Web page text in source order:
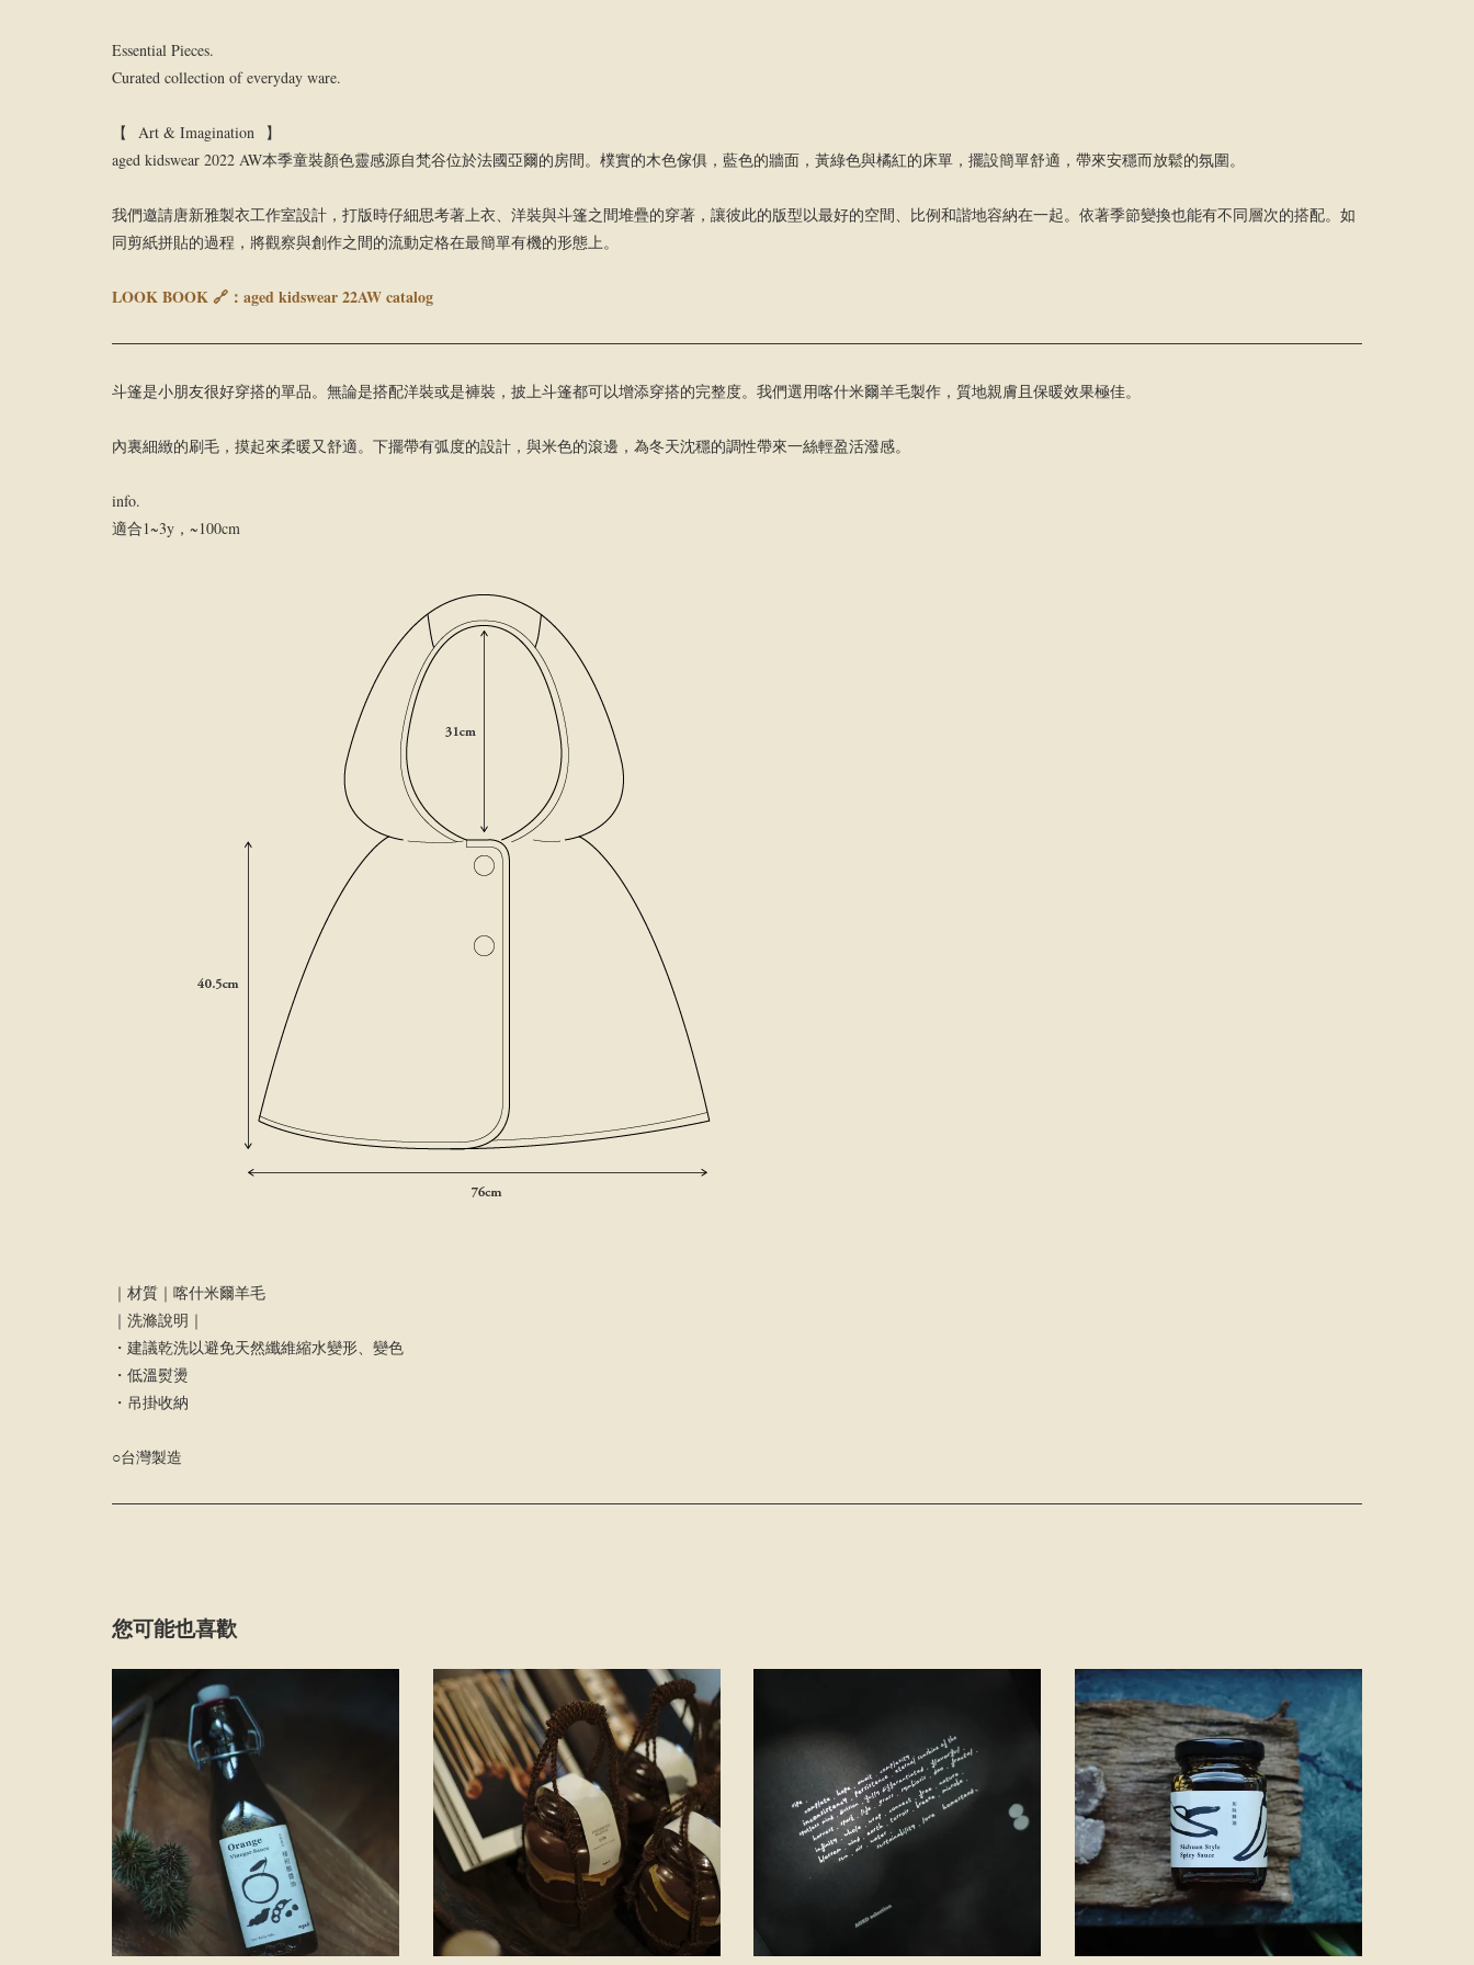
Essential Pieces.
Curated collection of everyday ware.
【 Art & Imagination 】
aged kidswear 2022 AW本季童裝顏色靈感源自梵谷位於法國亞爾的房間。樸實的木色傢俱，藍色的牆面，黃綠色與橘紅的床單，擺設簡單舒適，帶來安穩而放鬆的氛圍。
我們邀請唐新雅製衣工作室設計，打版時仔細思考著上衣、洋裝與斗篷之間堆疊的穿著，讓彼此的版型以最好的空間、比例和諧地容納在一起。依著季節變換也能有不同層次的搭配。如
同剪紙拼貼的過程，將觀察與創作之間的流動定格在最簡單有機的形態上。
LOOK BOOK 🔗： aged kidswear 22AW catalog
斗篷是小朋友很好穿搭的單品。無論是搭配洋裝或是褲裝，披上斗篷都可以增添穿搭的完整度。我們選用喀什米爾羊毛製作，質地親膚且保暖效果極佳。
內裏細緻的刷毛，摸起來柔暖又舒適。下擺帶有弧度的設計，與米色的滾邊，為冬天沈穩的調性帶來一絲輕盈活潑感。
info.
適合1~3y，~100cm
｜材質｜喀什米爾羊毛
｜洗滌說明｜
・建議乾洗以避免天然纖維縮水變形、變色
・低溫熨燙
・吊掛收納
○台灣製造
您可能也喜歡